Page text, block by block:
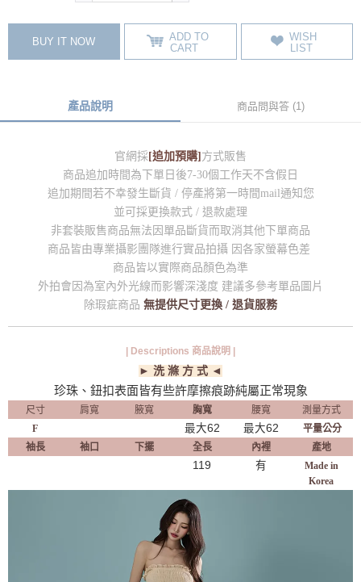
BUY IT NOW
ADD TO
CART
WISH
LIST
產品說明 商品問與答 (1)
官網採 [追加預購] 方式販售
商品追加時間為下單日後7-30個工作天不含假日
追加期間若不幸發生斷貨 / 停產將第一時間mail通知您
並可採更換款式 / 退款處理
非套裝販售商品無法因單品斷貨而取消其他下單商品
商品皆由專業攝影團隊進行實品拍攝 因各家螢幕色差
商品皆以實際商品顏色為準
外拍會因為室內外光線而影響深淺度 建議多參考單品圖片
除瑕疵商品 無提供尺寸更換 / 退貨服務
| Descriptions 商品說明 |
► 洗 滌 方 式 ◄
珍珠、鈕扣表面皆有些許摩擦痕跡純屬正常現象
尺寸 肩寬 腋寬 胸寬 腰寬
測量方式
F
最大62 最大62
平量公分
袖長
袖口 下擺 全長 內裡 產地
119 有
Made in
Korea